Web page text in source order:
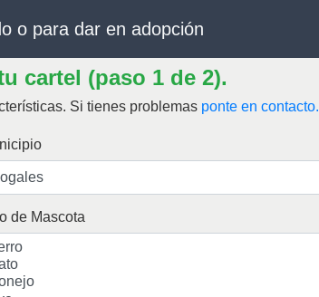
o para dar en adopción
cartel (paso 1 de 2).
Si tienes problemas ponte en contacto.
de Mascota